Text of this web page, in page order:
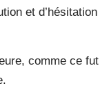
et d’hésitation
comme ce fut